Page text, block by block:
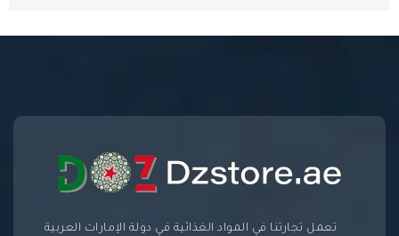
تعمل تجارتنا في المواد الغذائية في دولة الإمارات العربية